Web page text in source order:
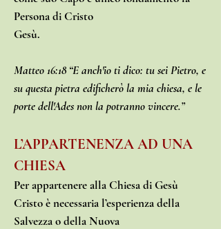
Persona di Cristo
Gesù.
Matteo 16:18 “E anch'io ti dico: tu sei Pietro, e
su questa pietra edificherò la mia chiesa, e le
porte dell'Ades non la potranno vincere.”
L’APPARTENENZA AD UNA
CHIESA
Per appartenere alla Chiesa di Gesù
Cristo è necessaria l’esperienza della
Salvezza o della Nuova